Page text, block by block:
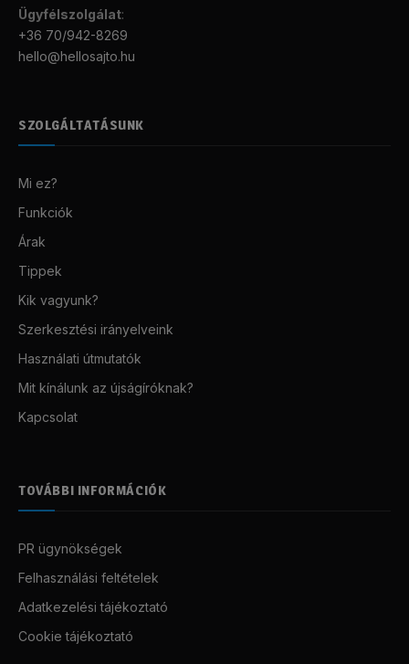
Ügyfélszolgálat:
+36 70/942-8269
hello@hellosajto.hu
SZOLGÁLTATÁSUNK
Mi ez?
Funkciók
Árak
Tippek
Kik vagyunk?
Szerkesztési irányelveink
Használati útmutatók
Mit kínálunk az újságíróknak?
Kapcsolat
TOVÁBBI INFORMÁCIÓK
PR ügynökségek
Felhasználási feltételek
Adatkezelési tájékoztató
Cookie tájékoztató